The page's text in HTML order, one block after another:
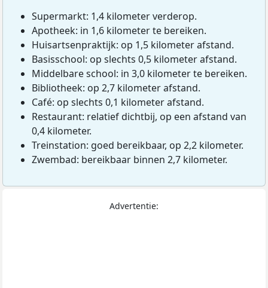
Supermarkt: 1,4 kilometer verderop.
Apotheek: in 1,6 kilometer te bereiken.
Huisartsenpraktijk: op 1,5 kilometer afstand.
Basisschool: op slechts 0,5 kilometer afstand.
Middelbare school: in 3,0 kilometer te bereiken.
Bibliotheek: op 2,7 kilometer afstand.
Café: op slechts 0,1 kilometer afstand.
Restaurant: relatief dichtbij, op een afstand van
0,4 kilometer.
Treinstation: goed bereikbaar, op 2,2 kilometer.
Zwembad: bereikbaar binnen 2,7 kilometer.
Advertentie: